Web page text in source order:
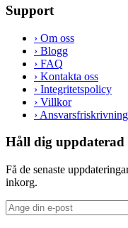
Support
› Om oss
› Blogg
› FAQ
› Kontakta oss
› Integritetspolicy
› Villkor
› Ansvarsfriskrivning
Håll dig uppdaterad
Få de senaste
inkorg.